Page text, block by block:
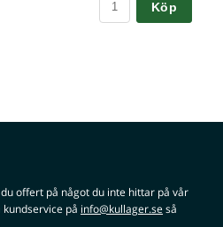
Köp
offert på något du inte hittar på vår
kundservice på info@kullager.seså